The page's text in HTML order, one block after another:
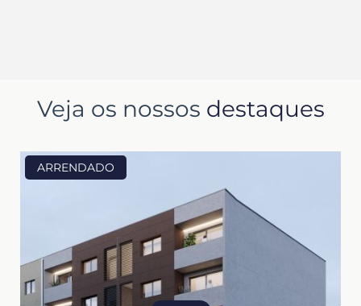
Veja os nossos destaques
ARRENDADO